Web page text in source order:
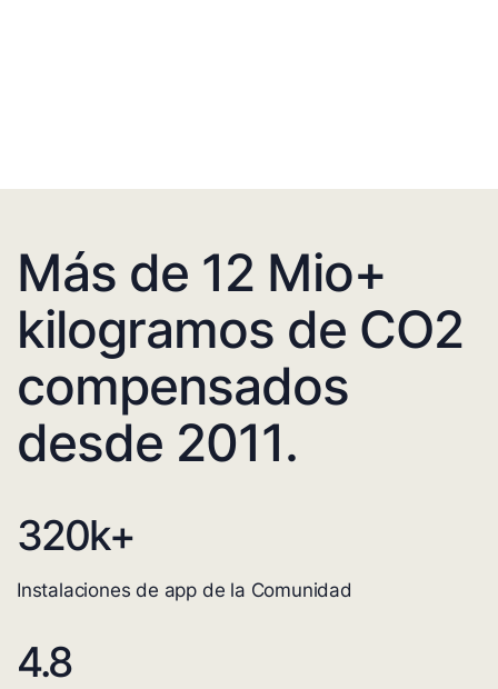
Más de 12 Mio+
kilogramos de CO2
compensados
desde 2011.
320k+
Instalaciones de app de la Comunidad
4.8